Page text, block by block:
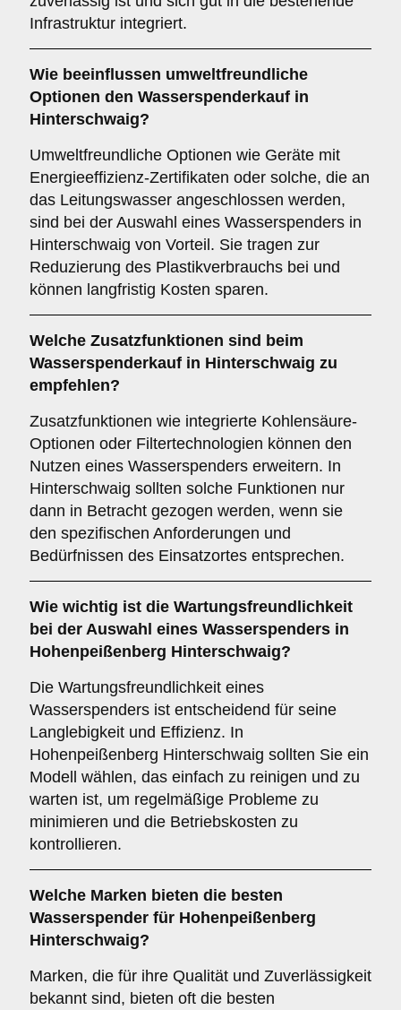
Infrastruktur integriert.
Wie beeinflussen umweltfreundliche
Optionen den Wasserspenderkauf in
Hinterschwaig?
Umweltfreundliche Optionen wie Geräte mit
Energieeffizienz-Zertifikaten oder solche, die an
das Leitungswasser angeschlossen werden,
sind bei der Auswahl eines Wasserspenders in
Hinterschwaig von Vorteil. Sie tragen zur
Reduzierung des Plastikverbrauchs bei und
können langfristig Kosten sparen.
Welche Zusatzfunktionen sind beim
Wasserspenderkauf in Hinterschwaig zu
empfehlen?
Zusatzfunktionen wie integrierte Kohlensäure-
Optionen oder Filtertechnologien können den
Nutzen eines Wasserspenders erweitern. In
Hinterschwaig sollten solche Funktionen nur
dann in Betracht gezogen werden, wenn sie
den spezifischen Anforderungen und
Bedürfnissen des Einsatzortes entsprechen.
Wie wichtig ist die Wartungsfreundlichkeit
bei der Auswahl eines Wasserspenders in
Hohenpeißenberg Hinterschwaig?
Die Wartungsfreundlichkeit eines
Wasserspenders ist entscheidend für seine
Langlebigkeit und Effizienz. In
Hohenpeißenberg Hinterschwaig sollten Sie ein
Modell wählen, das einfach zu reinigen und zu
warten ist, um regelmäßige Probleme zu
minimieren und die Betriebskosten zu
kontrollieren.
Welche Marken bieten die besten
Wasserspender für Hohenpeißenberg
Hinterschwaig?
Marken, die für ihre Qualität und Zuverlässigkeit
bekannt sind, bieten oft die besten